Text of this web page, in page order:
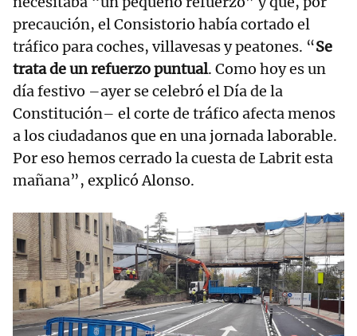
precaución, el Consistorio había cortado el
tráfico para coches, villavesas y peatones. “Se
trata de un refuerzo puntual. Como hoy es un
día festivo –ayer se celebró el Día de la
Constitución– el corte de tráfico afecta menos
a los ciudadanos que en una jornada laborable.
Por eso hemos cerrado la cuesta de Labrit esta
mañana”, explicó Alonso.